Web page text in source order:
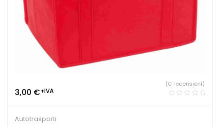
3,00 €+IVA
(0 recensioni)
Autotrasporti